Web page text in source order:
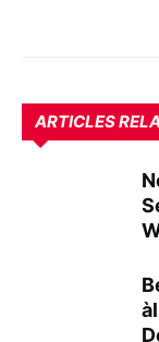
ARTICLES